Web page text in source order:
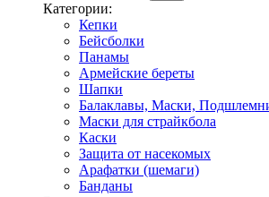
Категории:
Кепки
Бейсболки
Панамы
Армейские береты
Шапки
Балаклавы, Маски,
Маски для страйкбола
Каски
Защита от насекомых
Арафатки (шемаги)
Банданы